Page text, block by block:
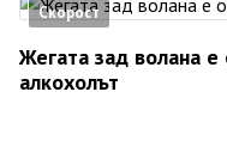
Скорост
Жегата зад волана е
алкохолът